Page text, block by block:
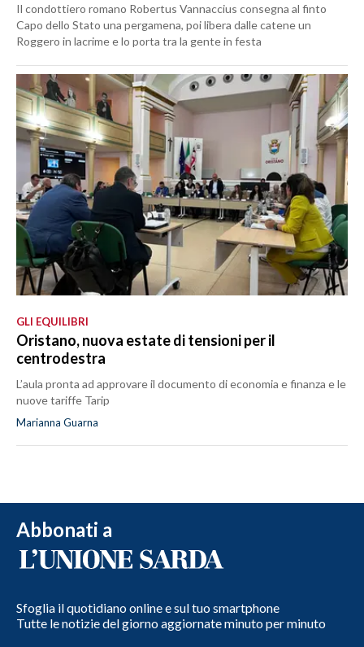
Il condottiero romano Robertus Vannaccius consegna al finto
Capo dello Stato una pergamena, poi libera dalle catene un
Roggero in lacrime e lo porta tra la gente in festa
GLI EQUILIBRI
Oristano, nuova estate di tensioni per il
centrodestra
L’aula pronta ad approvare il documento di economia e finanza e le
nuove tariffe Tarip
Marianna Guarna
Abbonati a
Sfoglia il quotidiano online e sul tuo smartphone
Tutte le notizie del giorno aggiornate minuto per minuto